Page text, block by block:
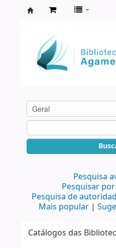
Agamenon
Magalhães
Pesquisa
Pesquisar
Pesquisa de
Mais popular
Catálogos das